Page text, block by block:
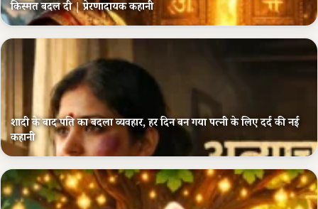
किस्मत बदल दी | प्रेरणादायक कहानी
शादी के बाद पति का बदला व्यवहार, हर दिन बन गया पत्नी के लिए दर्द की नई
कहानी